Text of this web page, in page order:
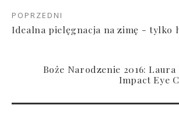
POPRZEDNI
Idealna pielęgnacja na zimę - tylko
Boże Narodzenie 2016:
Impact Eye